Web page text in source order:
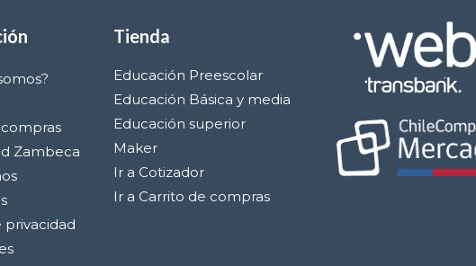
Zambeca
privacidad
Tienda
Educación Preescolar
Educación Básica y media
Educación superior
Maker
Ir a Cotizador
Ir a Carrito de compras